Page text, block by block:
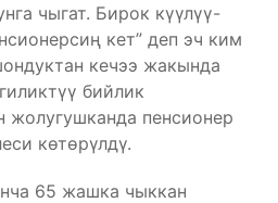
чыгат. Бирок күүлүү-
кет” деп эч ким
кечээ жакында
бийлик
жолугушканда пенсионер
көтөрүлдү.
65 жашка чыккан